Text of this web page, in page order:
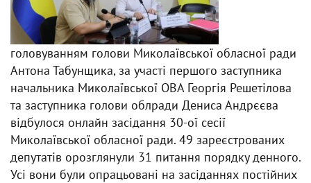
головуванням голови Миколаївської обласної ради
Антона Табунщика, за участі першого заступника
начальника Миколаївської ОВА Георгія Решетілова
та заступника голови облради Дениса Андрєєва
відбулося онлайн засідання 30-ої сесії
Миколаївської обласної ради. 49 зареєстрованих
депутатів орозглянули 31 питання порядку денного.
Усі вони були опрацьовані на засіданнях постійних